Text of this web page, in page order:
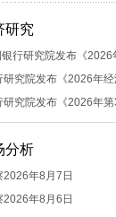
研究
行研究院发布《2026
研究院发布《2026年经
研究院发布《2026年第
分析
2026年8月7日
2026年8月6日